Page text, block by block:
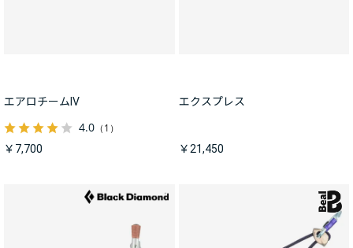
エアロチームIV
4.0 （1）
￥7,700
エクスプレス
￥21,450